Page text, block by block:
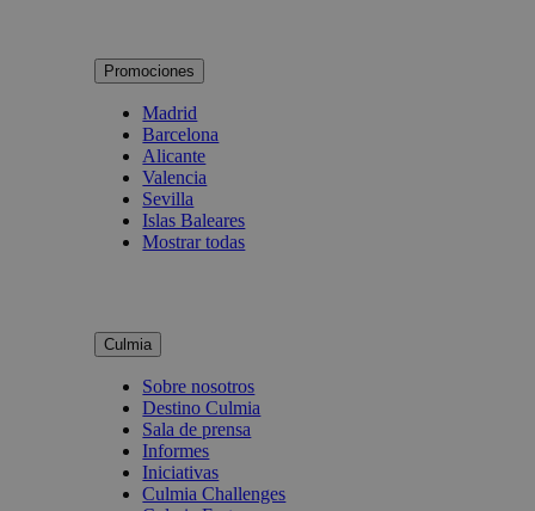
Promociones
Madrid
Barcelona
Alicante
Valencia
Sevilla
Islas Baleares
Mostrar todas
Culmia
Sobre nosotros
Destino Culmia
Sala de prensa
Informes
Iniciativas
Culmia Challenges